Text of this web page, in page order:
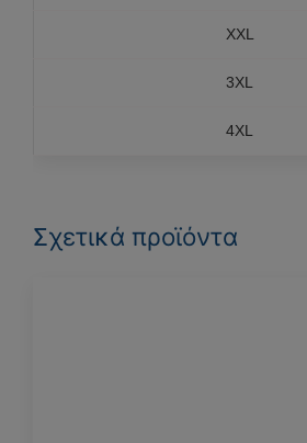
XXL
3XL
4XL
Σχετικά προϊόντα